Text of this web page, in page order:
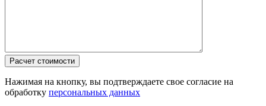
Нажимая на кнопку, вы подтверждаете свое согласие на
обработку персональных данных